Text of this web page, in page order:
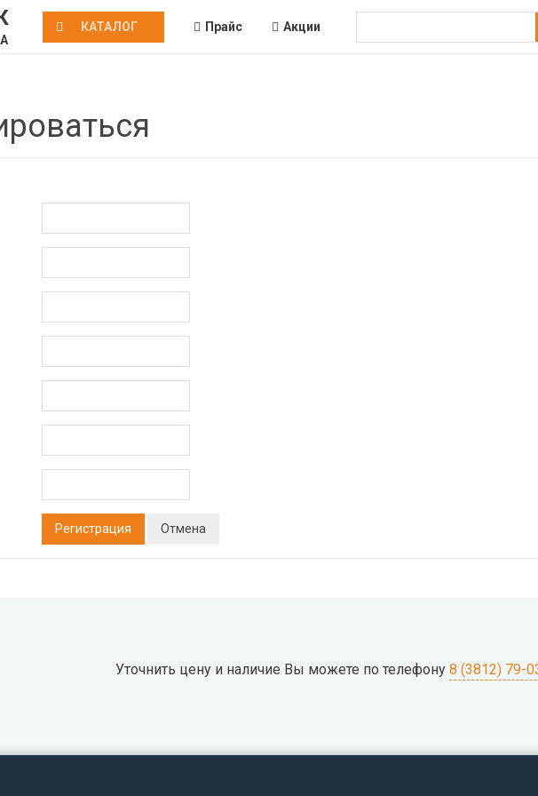
КАТАЛОГ Прайс Акции
Регистрация Отмена
Уточнить цену и наличие Вы можете по телефону 8 (3812) 79-